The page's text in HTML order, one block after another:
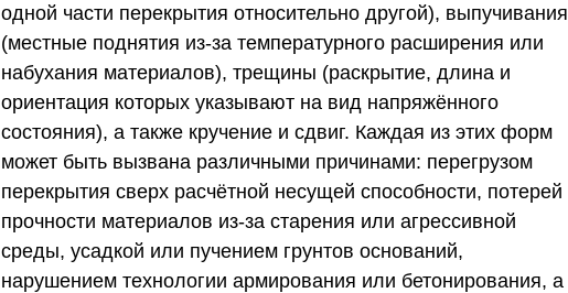
одной части перекрытия относительно другой), выпучивания
(местные поднятия из-за температурного расширения или
набухания материалов), трещины (раскрытие, длина и
ориентация которых указывают на вид напряжённого
состояния), а также кручение и сдвиг. Каждая из этих форм
может быть вызвана различными причинами: перегрузом
перекрытия сверх расчётной несущей способности, потерей
прочности материалов из-за старения или агрессивной
среды, усадкой или пучением грунтов оснований,
нарушением технологии армирования или бетонирования, а